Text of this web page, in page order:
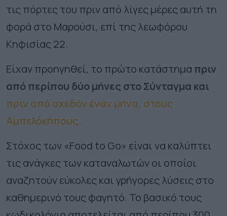
τις πόρτες του πριν από λίγες μέρες αυτή τη
φορά στο Μαρούσι, επί της λεωφόρου
Κηφισίας 22.
Είχαν προηγηθεί, το πρώτο κατάστημα πριν
από περίπου δύο μήνες στο Σύνταγμα και
πριν από σχεδόν έναν μήνα, στους
Αμπελόκηπους.
Στόχος των «Food to Go» είναι να καλύπτει
τις ανάγκες των καταναλωτών οι οποίοι
αναζητούν εύκολες και γρήγορες λύσεις στο
καθημερινό τους φαγητό. Το βασικό τους